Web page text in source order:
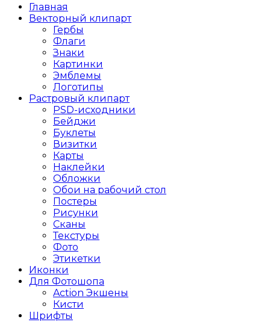
Главная
Векторный клипарт
Гербы
Флаги
Знаки
Картинки
Эмблемы
Логотипы
Растровый клипарт
PSD-исходники
Бейджи
Буклеты
Визитки
Карты
Наклейки
Обложки
Обои на рабочий стол
Постеры
Рисунки
Сканы
Текстуры
Фото
Этикетки
Иконки
Для Фотошопа
Action Экшены
Кисти
Шрифты